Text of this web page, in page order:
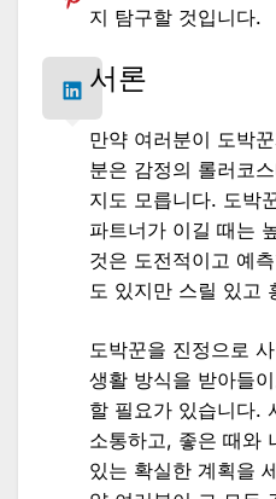
지 탐구할 것입니다.
서론
만약 여러분이 도박
분은 감정의 롤러코
지도 모릅니다. 도박
파트너가 이길 때는
것은 도전적이고 예
도 있지만 스릴 있고
도박꾼을 진정으로
생활 방식을 받아들
할 필요가 있습니다.
소통하고, 좋은 때와
있는 확실한 계획을